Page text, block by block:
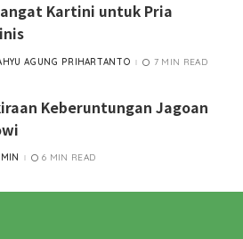
Kartini untuk Pria
AGUNG PRIHARTANTO 7 MIN READ
Keberuntungan Jagoan
6 MIN READ